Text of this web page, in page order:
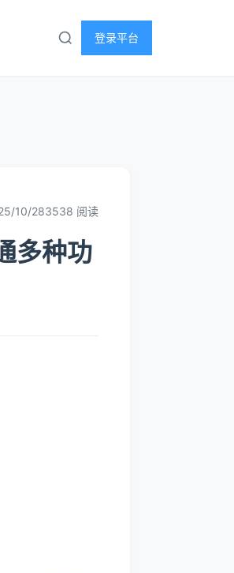
登录平台
10/283538 阅读
多种功